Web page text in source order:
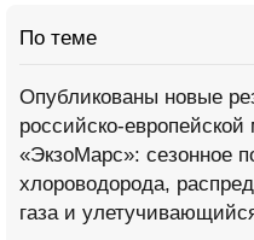
По теме
Опубликованы новые
российско-
«ЭкзоМарс»: сезонное
хлороводорода,
газа и